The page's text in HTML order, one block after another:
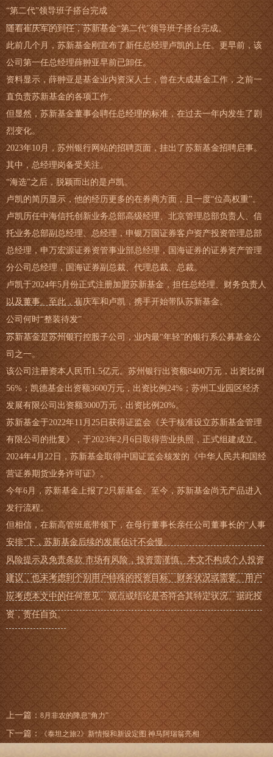
“第二代”领导班子搭台完成
随着崔庆军的到任，苏新基金“第二代”领导班子搭台完成。
此前几个月，苏新基金刚宣布了新任总经理卢凯的上任。更早前，该
公司第一任总经理薛翀亚早前已卸任。
资料显示，薛翀亚是基金业内资深人士，曾在大成基金工作，之前一
直负责苏新基金的各项工作。
但显然，苏新基金董事会聘任总经理的标准，在过去一年内发生了剧
烈变化。
2023年10月，苏州银行网站的招聘页面，挂出了苏新基金招聘启事。
其中，总经理岗备受关注。
“海选”之后，脱颖而出的是卢凯。
卢凯的简历显示，他的经历更多的在券商方面，且一度“位高权重”。
卢凯历任中海信托创新业务总部高级经理、北京管理总部负责人、信
托业务总部副总经理、总经理，申银万国证券客户资产投资管理总部
总经理，申万宏源证券资管事业部总经理，国海证券的证券资产管理
分公司总经理，国海证券副总裁、代理总裁、总裁。
卢凯于2024年5月份正式注册加盟苏新基金，担任总经理、财务负责人
以及董事。至此，崔庆军和卢凯，携手开始带队苏新基金。
公司何时“整装待发”
苏新基金是苏州银行控股子公司，业内最“年轻”的银行系公募基金公
司之一。
该公司注册资本人民币1.5亿元。苏州银行出资额8400万元，出资比例
56%；凯德基金出资额3600万元，出资比例24%；苏州工业园区经济
发展有限公司出资额3000万元，出资比例20%。
苏新基金于2022年11月25日获得证监会《关于核准设立苏新基金管理
有限公司的批复》，于2023年2月6日取得营业执照，正式组建成立。
2024年4月22日，苏新基金取得中国证监会核发的《中华人民共和国经
营证券期货业务许可证》。
今年6月，苏新基金上报了2只新基金。至今，苏新基金尚无产品进入
发行流程。
但相信，在新高管班底带领下，在母行董事长亲任公司董事长的“人事
安排”下，苏新基金后续的发展估计不会慢。
风险提示及免责条款 市场有风险，投资需谨慎。本文不构成个人投资
建议，也未考虑到个别用户特殊的投资目标、财务状况或需要。用户
应考虑本文中的任何意见、观点或结论是否符合其特定状况。据此投
资，责任自负。
上一篇： 8月非农的降息“角力”
下一篇： 《泰坦之旅2》新情报和新设定图 神马阿瑞翁亮相